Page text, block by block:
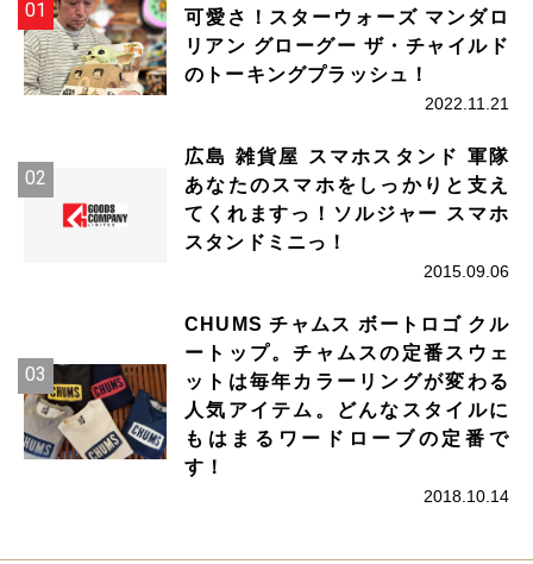
可愛さ！スターウォーズ マンダロ
リアン グローグー ザ・チャイルド
のトーキングプラッシュ！
2022.11.21
広島 雑貨屋 スマホスタンド 軍隊
あなたのスマホをしっかりと支え
てくれますっ！ソルジャー スマホ
スタンドミニっ！
2015.09.06
CHUMS チャムス ボートロゴ クル
ートップ。チャムスの定番スウェ
ットは毎年カラーリングが変わる
人気アイテム。どんなスタイルに
もはまるワードローブの定番で
す！
2018.10.14